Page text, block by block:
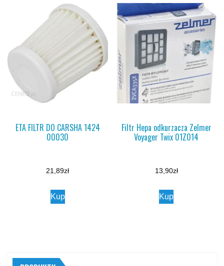
ETA FILTR DO CARSHA 1424
00030
21,89zł
Kup
Filtr Hepa odkurzacza Zelmer
Voyager Twix 01Z014
13,90zł
Kup